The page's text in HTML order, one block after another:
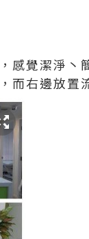
感覺潔淨丶
而右邊放置